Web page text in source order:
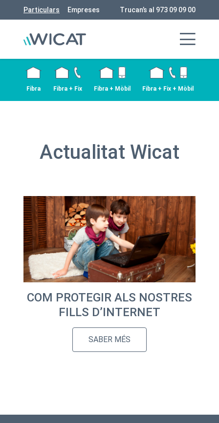
Particulars Empreses Trucan’s al 973 09 09 00
Fibra Fibra + Fix Fibra + Mòbil Fibra + Fix + Mòbil
Actualitat Wicat
COM PROTEGIR ALS NOSTRES
FILLS D’INTERNET
SABER MÉS